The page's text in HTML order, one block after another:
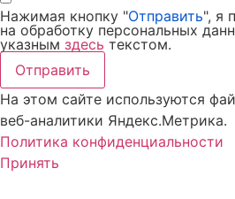
Нажимая кнопку "Отправить", я
на обработку персональных
указным здесь текстом.
Отправить
На этом сайте используются
веб-аналитики Яндекс.Метрика.
Политика конфиденциальности
Принять